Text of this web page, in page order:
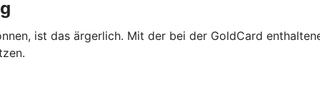
ist das ärgerlich. Mit der bei der GoldCard